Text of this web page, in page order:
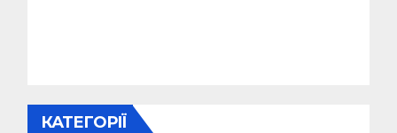
КАТЕГОРІЇ